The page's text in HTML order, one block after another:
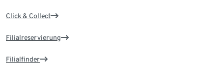
Click & Collect
Filialreservierung
Filialfinder